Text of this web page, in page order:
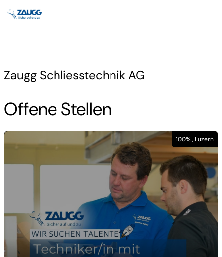
Zaugg Schliesstechnik AG
Offene Stellen
100% , Luzern